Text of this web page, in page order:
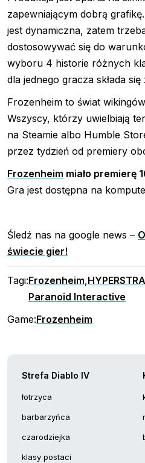
zapewniającym dobrą
jest dynamiczna, zatem
dostosowywać się do
wyboru 4 historie różnych
dla jednego gracza składa się
Frozenheim to świat
Wszyscy, którzy uwielbiają
na Steamie albo Humble
przez tydzień od premiery
Frozenheim miało premierę
Gra jest dostępna na
Śledź nas na google news –
świecie gier!
Tagi:Frozenheim,
Paranoid Interactive
Game:Frozenheim
Strefa Diablo IV
łotrzyca
barbarzyńca
czarodziejka
klasy postaci